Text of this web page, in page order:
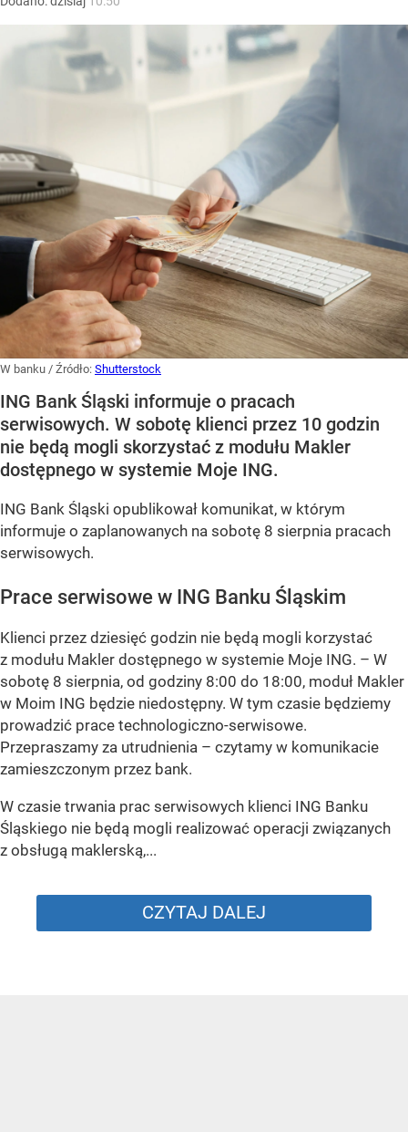
W banku / Źródło: Shutterstock
ING Bank Śląski informuje o pracach
serwisowych. W sobotę klienci przez 10 godzin
nie będą mogli skorzystać z modułu Makler
dostępnego w systemie Moje ING.
ING Bank Śląski opublikował komunikat, w którym
informuje o zaplanowanych na sobotę 8 sierpnia pracach
serwisowych.
Prace serwisowe w ING Banku Śląskim
Klienci przez dziesięć godzin nie będą mogli korzystać
z modułu Makler dostępnego w systemie Moje ING. – W
sobotę 8 sierpnia, od godziny 8:00 do 18:00, moduł Makler
w Moim ING będzie niedostępny. W tym czasie będziemy
prowadzić prace technologiczno-serwisowe.
Przepraszamy za utrudnienia – czytamy w komunikacie
zamieszczonym przez bank.
W czasie trwania prac serwisowych klienci ING Banku
Śląskiego nie będą mogli realizować operacji związanych
z obsługą maklerską,...
CZYTAJ DALEJ